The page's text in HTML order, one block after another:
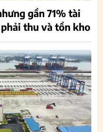
gần 71% tài
phải thu và tồn kho